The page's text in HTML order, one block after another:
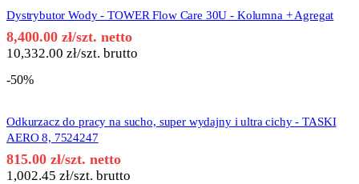
Dystrybutor Wody - TOWER Flow Care 30U - Kolumna + Agregat
8,400.00 zł/szt. netto
10,332.00 zł/szt. brutto
-50%
Odkurzacz do pracy na sucho, super wydajny i ultra cichy - TASKI
AERO 8, 7524247
815.00 zł/szt. netto
1,002.45 zł/szt. brutto